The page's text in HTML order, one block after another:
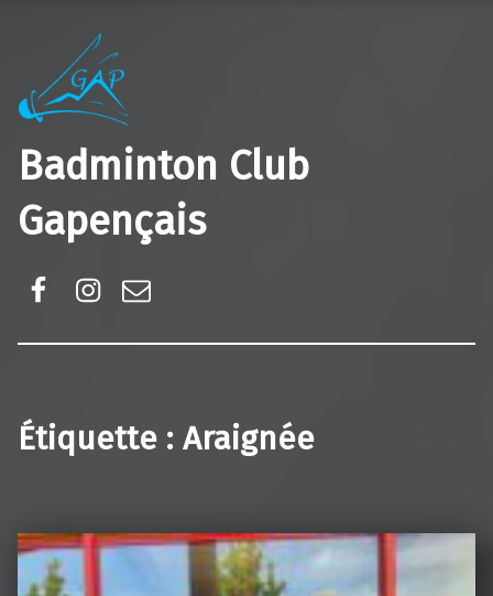
Badminton Club
Gapençais
Étiquette : Araignée